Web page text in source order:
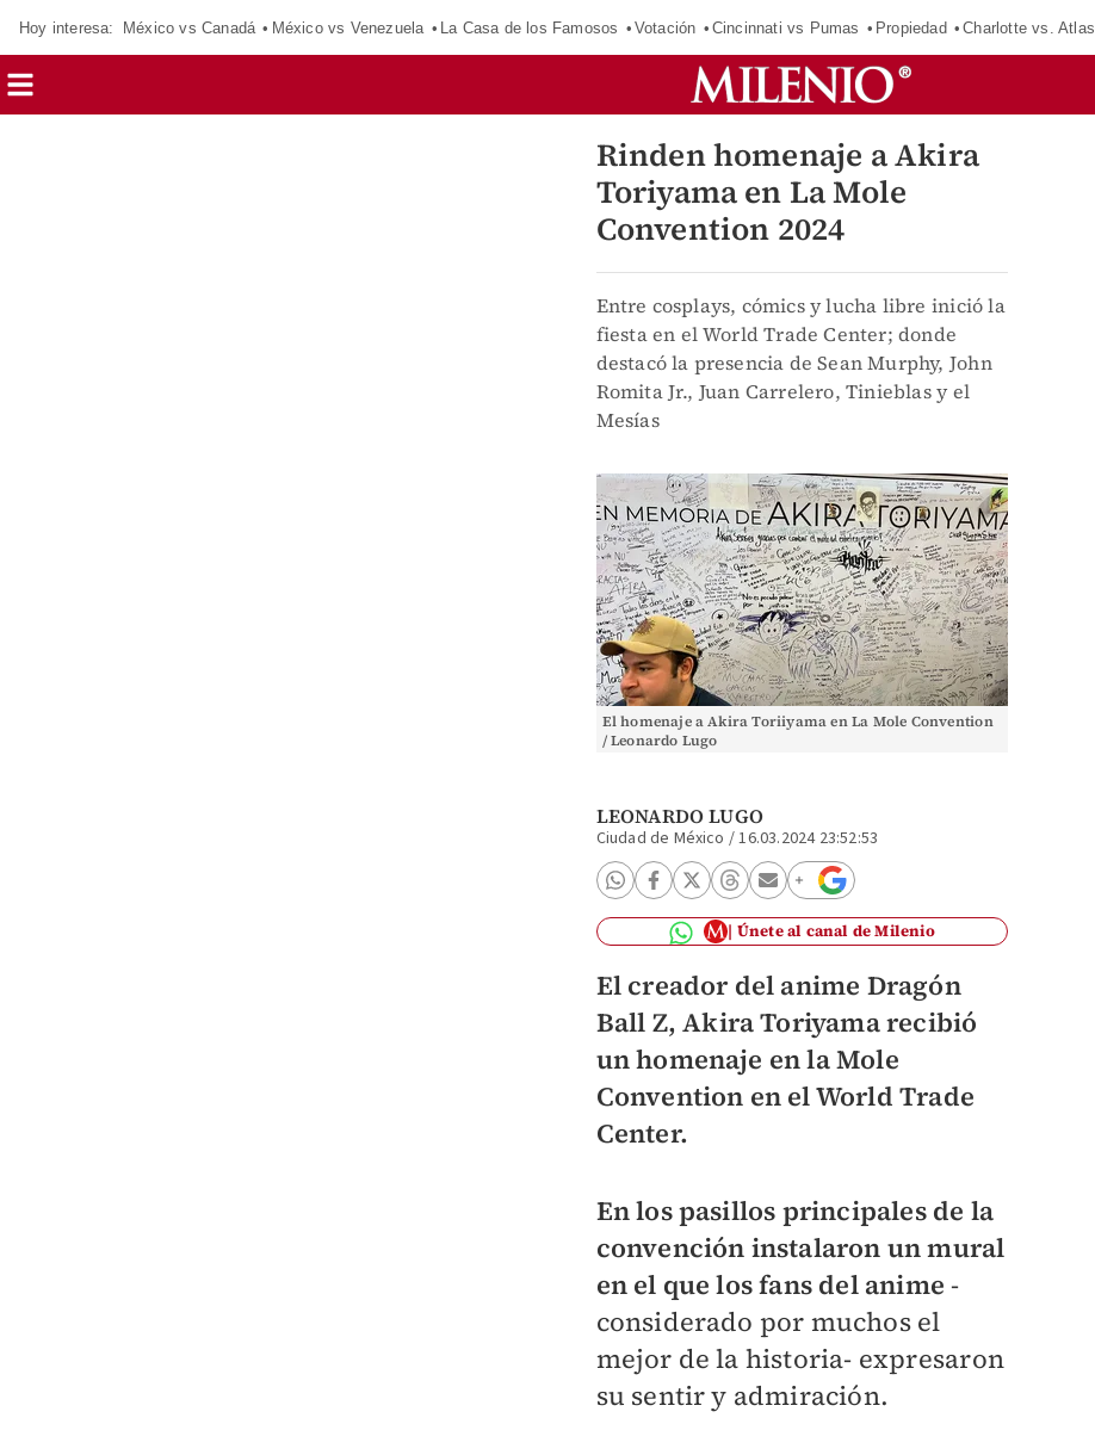
Hoy interesa: México vs Canadá México vs Venezuela La Casa de los Famosos Votación Cincinnati vs Pumas Propiedad Charlotte vs. Atlas
Rinden homenaje a Akira
Toriyama en La Mole
Convention 2024
Entre cosplays, cómics y lucha libre inició la
fiesta en el World Trade Center; donde
destacó la presencia de Sean Murphy, John
Romita Jr., Juan Carrelero, Tinieblas y el
Mesías
El homenaje a Akira Toriiyama en La Mole Convention
/ Leonardo Lugo
LEONARDO LUGO
Ciudad de México /16.03.2024 23:52:53
Únete al canal de Milenio
El creador del anime Dragón
Ball Z, Akira Toriyama recibió
un homenaje en la Mole
Convention en el World Trade
Center.
En los pasillos principales de la
convención instalaron un mural
en el que los fans del anime -
considerado por muchos el
mejor de la historia- expresaron
su sentir y admiración.